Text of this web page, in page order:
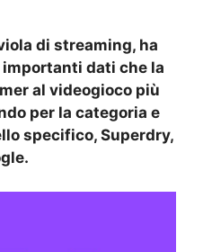
di streaming, ha
dati che la
al videogioco più
per la categoria e
specifico, Superdry,